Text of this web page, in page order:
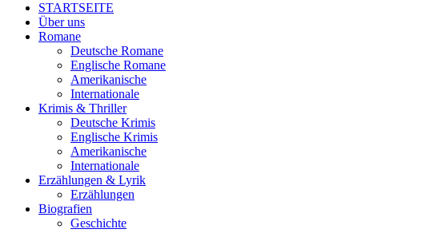
STARTSEITE
Über uns
Romane
Deutsche Romane
Englische Romane
Amerikanische
Internationale
Krimis & Thriller
Deutsche Krimis
Englische Krimis
Amerikanische
Internationale
Erzählungen & Lyrik
Erzählungen
Biografien
Geschichte